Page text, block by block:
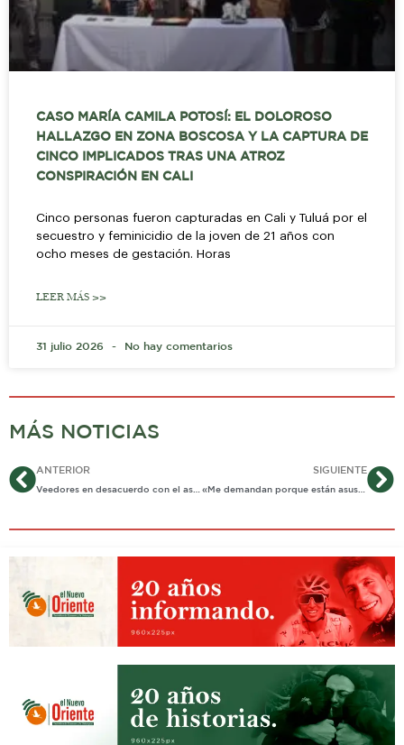
CASO MARÍA CAMILA POTOSÍ: EL DOLOROSO
HALLAZGO EN ZONA BOSCOSA Y LA CAPTURA DE
CINCO IMPLICADOS TRAS UNA ATROZ
CONSPIRACIÓN EN CALI
Cinco personas fueron capturadas en Cali y Tuluá por el
secuestro y feminicidio de la joven de 21 años con
ocho meses de gestación. Horas
LEER MÁS >>
31 julio 2026 No hay comentarios
MÁS NOTICIAS
AntANTERIOR
Veedores en desacuerdo con el ascenso en las tarifas de energía
SIGUIENTE
«Me demandan porque están asustados y no tienen argumentos» Chepe Gallego